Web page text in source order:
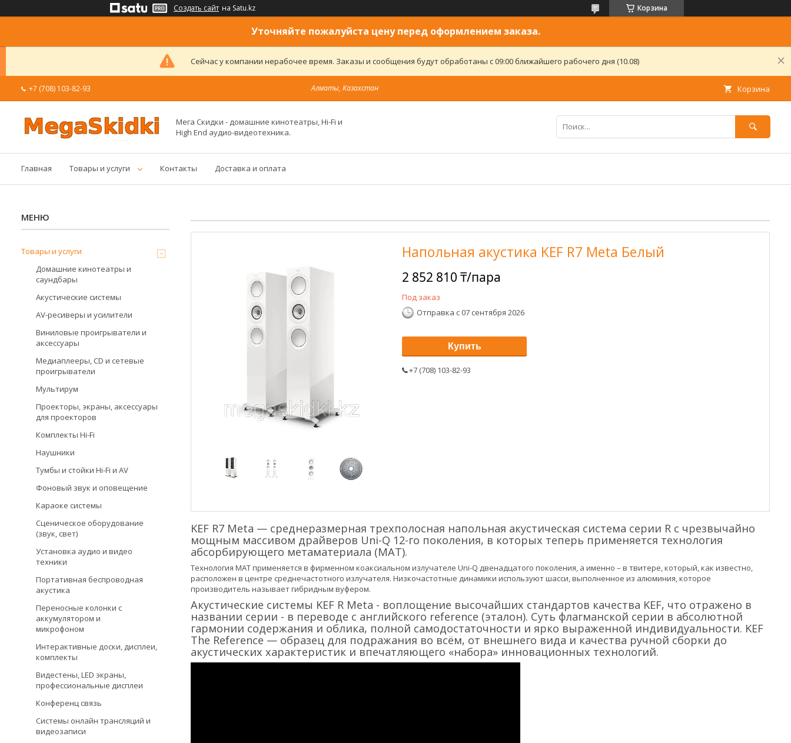
Создать сайт на Satu.kz Корзина
Уточняйте пожалуйста цену перед оформлением заказа.
Сейчас у компании нерабочее время. Заказы и сообщения будут обработаны с 09:00 ближайшего рабочего дня (10.08)
+7 (708) 103-82-93 Алматы, Казахстан Корзина
Мега Скидки - домашние кинотеатры, Hi-Fi и
High End аудио-видеотехника.
Главная Товары и услуги Контакты Доставка и оплата
Напольная акустика KEF R7 Meta Белый
2 852 810 ₸/пара
Под заказ
Отправка с 07 сентября 2026
Купить
+7 (708) 103-82-93
KEF R7 Meta — среднеразмерная трехполосная напольная акустическая система серии R с чрезвычайно
мощным массивом драйверов Uni-Q 12-го поколения, в которых теперь применяется технология
абсорбирующего метаматериала (MAT).
Технология MAT применяется в фирменном коаксиальном излучателе Uni-Q двенадцатого поколения, а именно – в твитере, который, как известно,
расположен в центре среднечастотного излучателя. Низкочастотные динамики используют шасси, выполненное из алюминия, которое
производитель называет гибридным вуфером.
Акустические системы KEF R Meta - воплощение высочайших стандартов качества KEF, что отражено в
названии серии - в переводе с английского reference (эталон). Суть флагманской серии в абсолютной
гармонии содержания и облика, полной самодостаточности и ярко выраженной индивидуальности. KEF
The Reference — образец для подражания во всём, от внешнего вида и качества ручной сборки до
акустических характеристик и впечатляющего «набора» инновационных технологий.
Товары и услуги
Домашние кинотеатры и
саундбары
Акустические системы
AV-ресиверы и усилители
Виниловые проигрыватели и
аксессуары
Медиаплееры, CD и сетевые
проигрыватели
Мультирум
Проекторы, экраны, аксессуары
для проекторов
Комплекты Hi-Fi
Наушники
Тумбы и стойки Hi-Fi и AV
Фоновый звук и оповещение
Караоке системы
Сценическое оборудование
(звук, свет)
Установка аудио и видео
техники
Портативная беспроводная
акустика
Переносные колонки с
аккумулятором и
микрофоном
Интерактивные доски, дисплеи,
комплекты
Видестены, LED экраны,
профессиональные дисплеи
Конференц связь
Системы онлайн трансляций и
видеозаписи